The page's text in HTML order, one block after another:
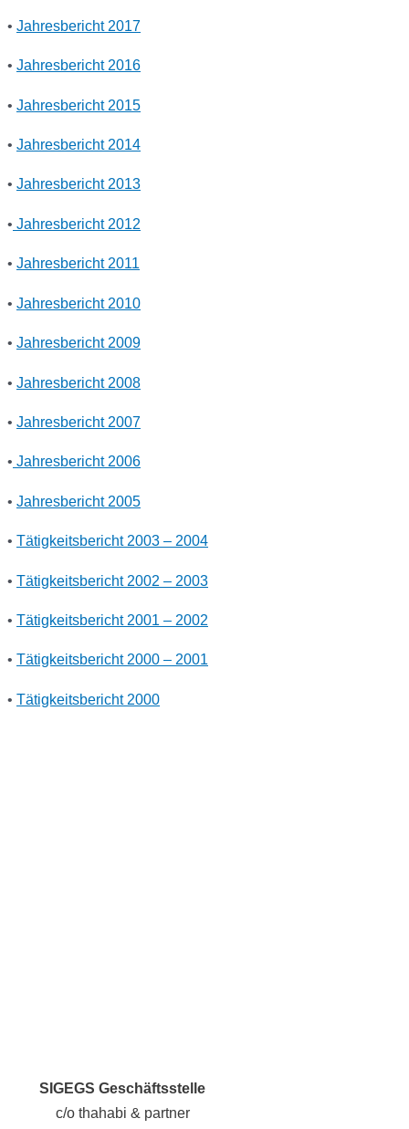
• Jahresbericht 2017
• Jahresbericht 2016
• Jahresbericht 2015
• Jahresbericht 2014
• Jahresbericht 2013
• Jahresbericht 2012
• Jahresbericht 2011
• Jahresbericht 2010
• Jahresbericht 2009
• Jahresbericht 2008
• Jahresbericht 2007
• Jahresbericht 2006
• Jahresbericht 2005
• Tätigkeitsbericht 2003 – 2004
• Tätigkeitsbericht 2002 – 2003
• Tätigkeitsbericht 2001 – 2002
• Tätigkeitsbericht 2000 – 2001
• Tätigkeitsbericht 2000
SIGEGS Geschäftsstelle
c/o thahabi & partner